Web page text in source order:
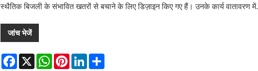
स्थैतिक बिजली के संभावित खतरों से बचाने के लिए डिज़ाइन किए गए हैं। उनके कार्य वातावरण में.
जांच भेजें
Facebook
X WhatsApp
PinterestLinkedIn